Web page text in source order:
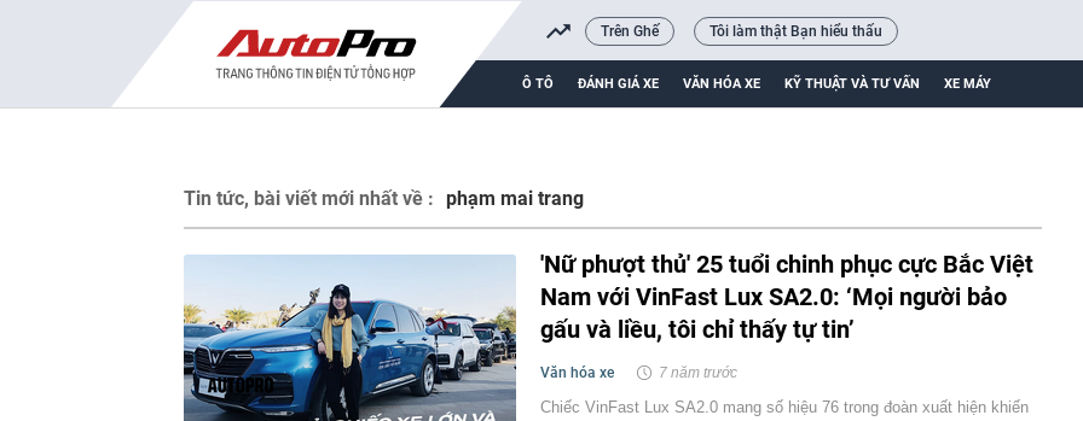
Trên Ghế Tôi làm thật Bạn hiểu thấu
Ô TÔ ĐÁNH GIÁ XE VĂN HÓA XE KỸ THUẬT VÀ TƯ VẤN XE MÁY
Tin tức, bài viết mới nhất về : phạm mai trang
'Nữ phượt thủ' 25 tuổi chinh phục cực Bắc Việt
Nam với VinFast Lux SA2.0: ‘Mọi người bảo
gấu và liều, tôi chỉ thấy tự tin’
Văn hóa xe 7 năm trước
Chiếc VinFast Lux SA2.0 mang số hiệu 76 trong đoàn xuất hiện khiến